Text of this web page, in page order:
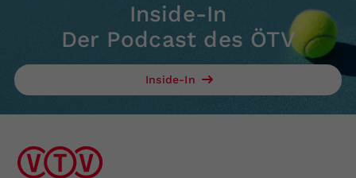
Inside-In
Der Podcast des ÖTV
Inside-In